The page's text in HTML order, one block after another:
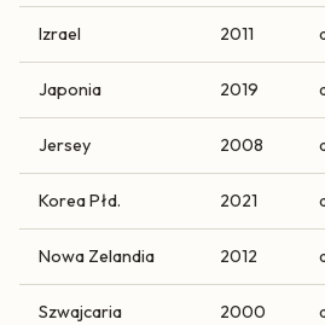
Izrael 2011
Japonia 2019
Jersey 2008
Korea Płd. 2021
Nowa Zelandia 2012
Szwajcaria 2000